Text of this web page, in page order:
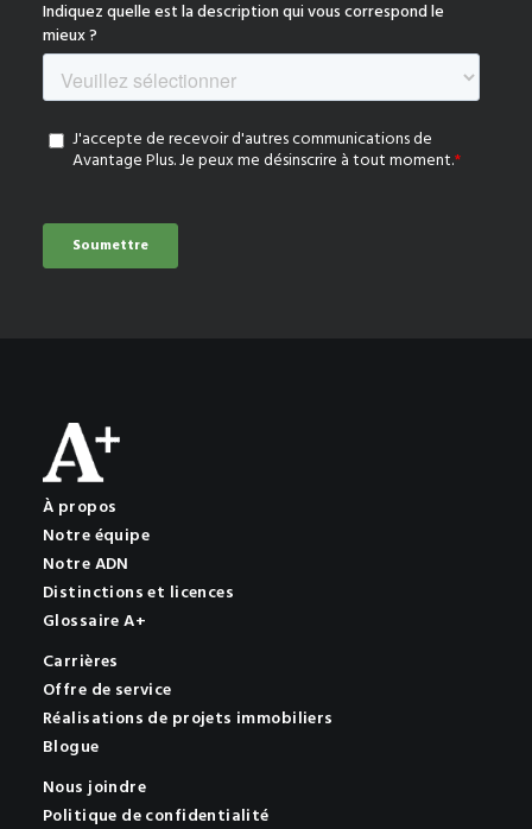
À propos
Notre équipe
Notre ADN
Distinctions et licences
Glossaire A+
Carrières
Offre de service
Réalisations de projets immobiliers
Blogue
Nous joindre
Politique de confidentialité